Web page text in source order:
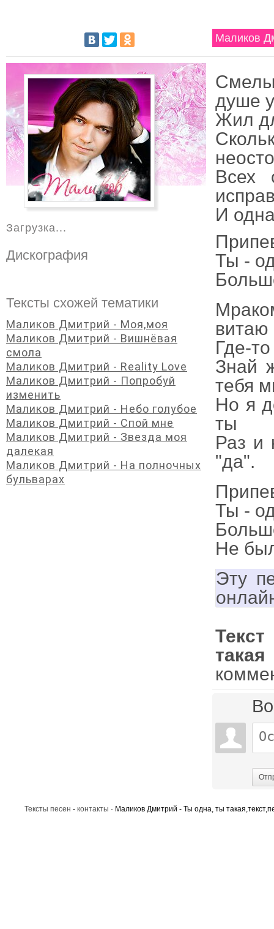
Маликов
душе
Жил
Всех
И
Ты -
витаю
Где-
Знай
тебя
Но я
ты
Раз и
"да".
Ты -
Не
Эту
такая
Загрузка...
Дискография
Тексты схожей тематики
Маликов Дмитрий - Моя,моя
Маликов Дмитрий - Вишнёвая
смола
Маликов Дмитрий - Reality Love
Маликов Дмитрий - Попробуй
изменить
Маликов Дмитрий - Небо голубое
Маликов Дмитрий - Спой мне
Маликов Дмитрий - Звезда моя
далекая
Маликов Дмитрий - На полночных
бульварах
Тексты песен - контакты · Маликов Дмитрий - Ты одна, ты